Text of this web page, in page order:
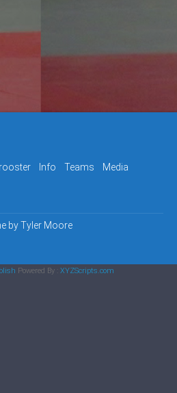
Info Teams
Media
byTyler Moore
Powered By : XYZScripts.com